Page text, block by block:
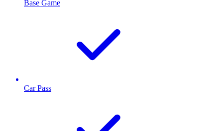
Base Game
Car Pass